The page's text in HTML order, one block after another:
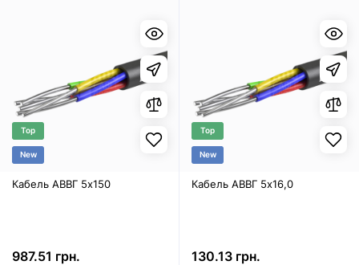
Top
New
Кабель АВВГ 5х150
987.51 грн.
Top
New
Кабель АВВГ 5х16,0
130.13 грн.